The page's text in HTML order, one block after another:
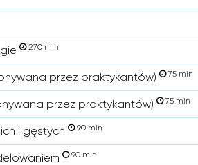
270 min
przez praktykantów) 75 min
przez praktykantów) 75 min
i gęstych 90 min
90 min